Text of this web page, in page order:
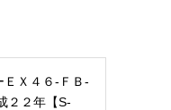
ＥＸ４６-ＦＢ-
２２年【S-